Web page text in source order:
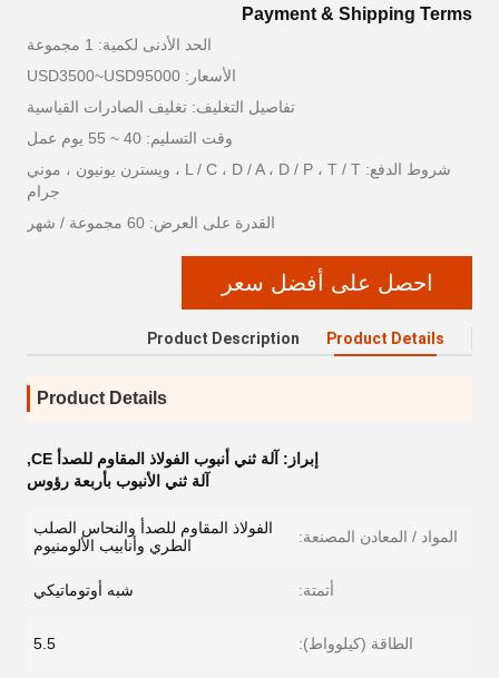
Payment & Shipping Terms
الحد الأدنى لكمية: 1 مجموعة
الأسعار: USD3500~USD95000
تفاصيل التغليف: تغليف الصادرات القياسية
وقت التسليم: 40 ~ 55 يوم عمل
شروط الدفع: L / C ، D / A ، D / P ، T / T ، ويسترن يونيون ، موني
جرام
القدرة على العرض: 60 مجموعة / شهر
احصل على أفضل سعر
Product Details
Product Description
Product Details
إبراز: آلة ثني أنبوب الفولاذ المقاوم للصدأ CE
,
آلة ثني الأنبوب بأربعة رؤوس
المواد / المعادن المصنعة:
الفولاذ المقاوم للصدأ والنحاس الصلب
الطري وأنابيب الألومنيوم
أتمتة: شبه أوتوماتيكي
الطاقة (كيلوواط): 5.5